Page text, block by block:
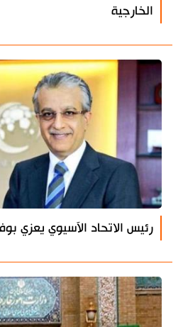
الخارجية
رئيس الاتحاد الآسيوي يعزي